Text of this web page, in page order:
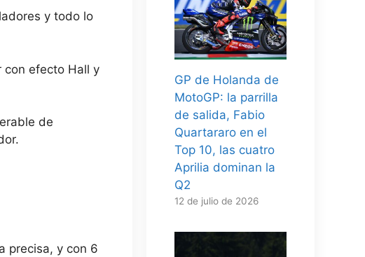
y todo lo
con efecto Hall y
de
precisa, y con 6
GP de Holanda de
MotoGP: la parrilla
de salida, Fabio
Quartararo en el
Top 10, las cuatro
Aprilia dominan la
Q2
12 de julio de 2026